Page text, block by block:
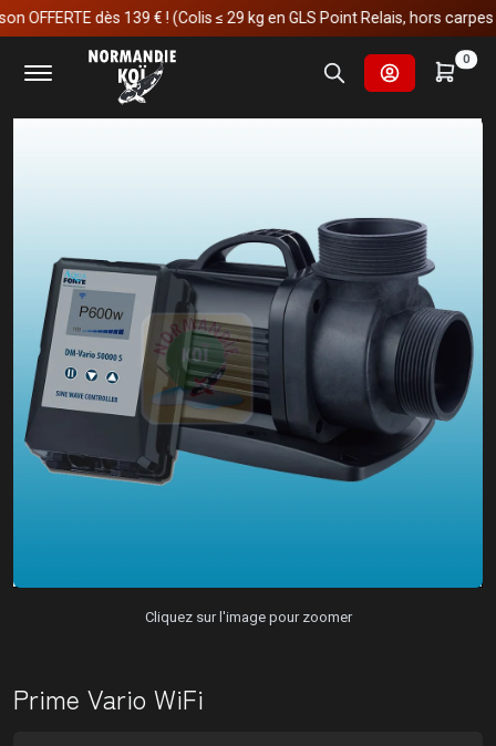
dès 139 € ! (Colis ≤ 29 kg en GLS Point Relais, hors carpes koï)
0
Accueil
Fournitures et technologies pour les bassins
Pièces détachées
Cliquez sur l'image pour zoomer
Prime Vario WiFi